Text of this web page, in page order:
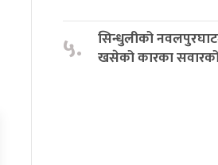
५.
सिन्धुलीको
खसेको कारका